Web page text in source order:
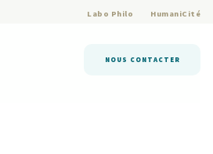
Labo Philo HumaniCité
NOUS CONTACTER